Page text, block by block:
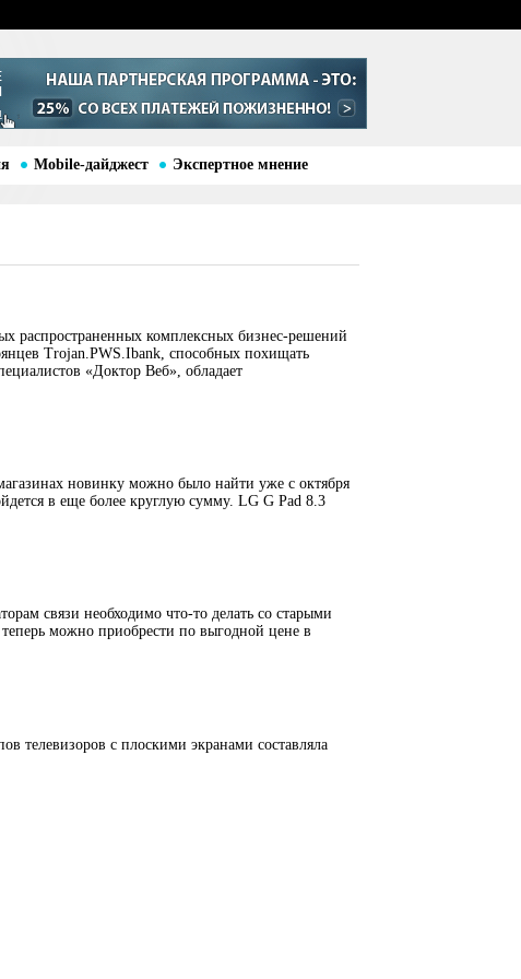
Mobile-дайджест Экспертное мнение
распространенных комплексных бизнес-решений
Trojan.PWS.Ibank, способных похищать
«Доктор Веб», обладает
новинку можно было найти уже с октября
в еще более круглую сумму. LG G Pad 8.3
связи необходимо что-то делать со старыми
можно приобрести по выгодной цене в
телевизоров с плоскими экранами составляла